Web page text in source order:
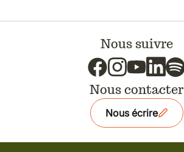
Nous suivre
Nous contacter
Nous écrire